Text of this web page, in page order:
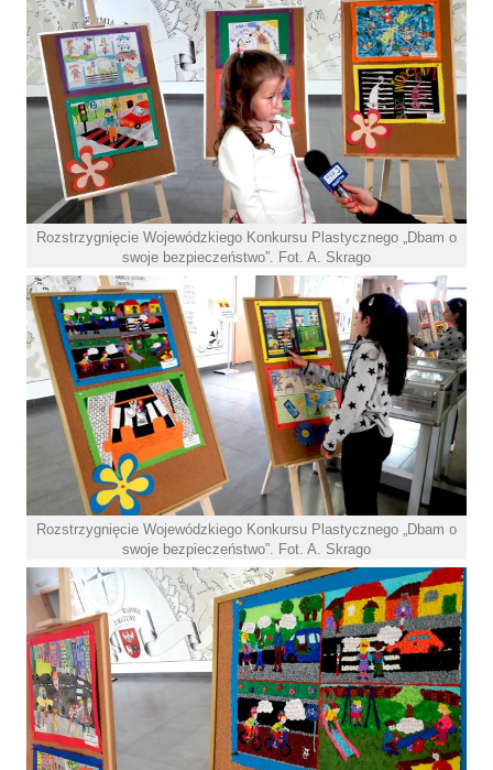
Rozstrzygnięcie Wojewódzkiego Konkursu Plastycznego „Dbam o
swoje bezpieczeństwo”. Fot. A. Skrago
Rozstrzygnięcie Wojewódzkiego Konkursu Plastycznego „Dbam o
swoje bezpieczeństwo”. Fot. A. Skrago